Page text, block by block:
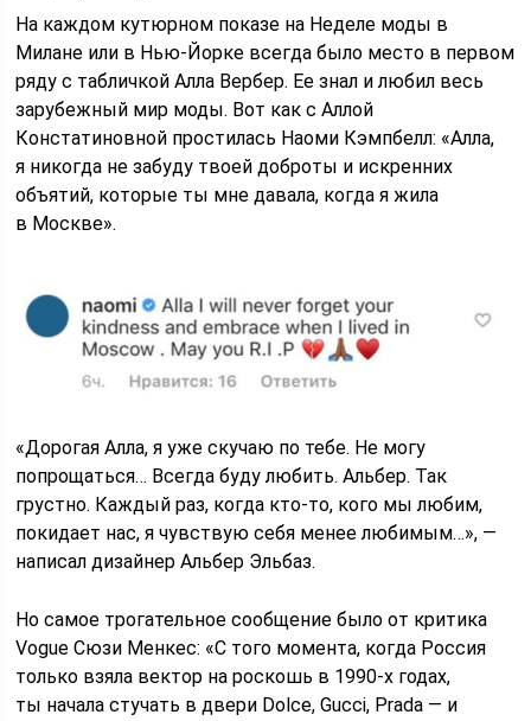
На каждом кутюрном показе на Неделе моды в
Милане или в Нью-Йорке всегда было место в первом
ряду с табличкой Алла Вербер. Ее знал и любил весь
зарубежный мир моды. Вот как с Аллой
Констатиновной простилась Наоми Кэмпбелл: «Алла,
я никогда не забуду твоей доброты и искренних
объятий, которые ты мне давала, когда я жила
в Москве».
«Дорогая Алла, я уже скучаю по тебе. Не могу
попрощаться… Всегда буду любить. Альбер. Так
грустно. Каждый раз, когда кто-то, кого мы любим,
покидает нас, я чувствую себя менее любимым…», —
написал дизайнер Альбер Эльбаз.
Но самое трогательное сообщение было от критика
Vogue Сюзи Менкес: «С того момента, когда Россия
только взяла вектор на роскошь в 1990-х годах,
ты начала стучать в двери Dolce, Gucci, Prada — и